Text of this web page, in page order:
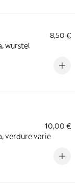
8,50 €
wurstel
10,00 €
verdure varie